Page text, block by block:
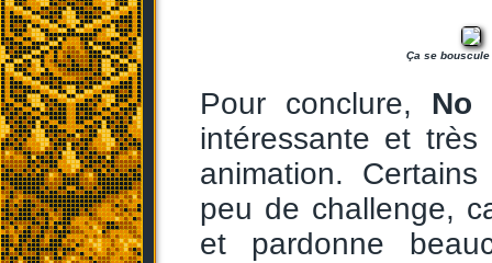
Ça se
Pour conclure, No
intéressante et
animation.
peu de challenge,
et pardonne